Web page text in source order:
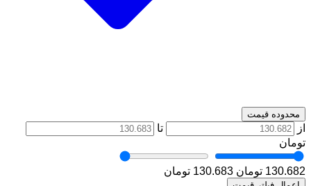
محدوده قیمت
از
تا
تومان
130.682 تومان 130.683 تومان